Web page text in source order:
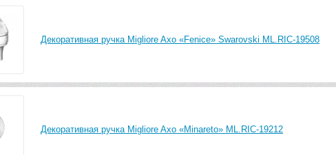
Декоративная ручка Migliore Axo «Fenice» Swarovski ML.RIC-19508
Декоративная ручка Migliore Axo «Minareto» ML.RIC-19212